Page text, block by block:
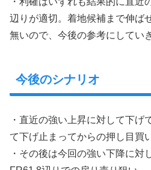
辺りが適切。着地候補まで伸ば
無いので、今後の参考にしてい
今後のシナリオ
・直近の強い上昇に対して下げ
て下げ止まってからの押し目買
・その後は今回の強い下降に対